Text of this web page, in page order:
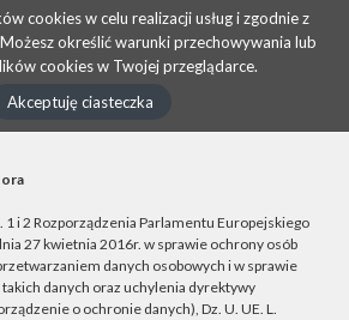
cookies w celu realizacji usług i zgodnie z
określić warunki przechowywania lub
cookies w Twojej przeglądarce.
Akceptuję ciasteczka
1 i 2 Rozporządzenia Parlamentu Europejskiego
27 kwietnia 2016r. w sprawie ochrony osób
danych osobowych i w sprawie
danych oraz uchylenia dyrektywy
o ochronie danych), Dz. U. UE. L.